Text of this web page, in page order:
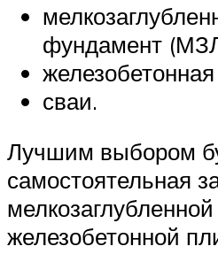
фундамент
сваи.
Лучшим выбором
самостоятельная
мелкозаглубленной
железобетонной